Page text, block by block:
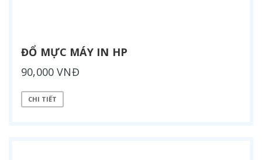
ĐỔ MỰC MÁY IN HP
90,000 VNĐ
CHI TIẾT